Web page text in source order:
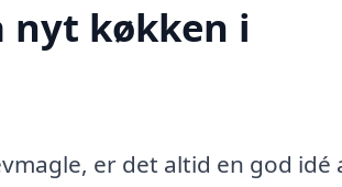
køkken i
er det altid en god idé